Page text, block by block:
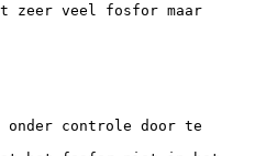
zeer veel fosfor maar
onder controle door te